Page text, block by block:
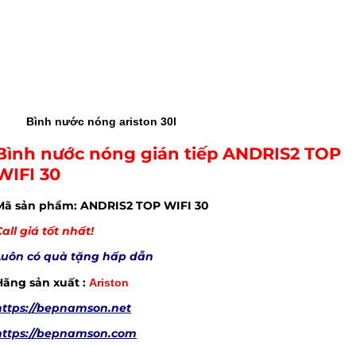
Bình nước nóng ariston 30l
nước nóng gián tiếp ANDRIS2 TOP
30
sản phẩm: ANDRIS2 TOP WIFI 30
giá tốt nhất!
có quà tặng hấp dẫn
sản xuất : Ariston
bepnamson.net
bepnamson.com